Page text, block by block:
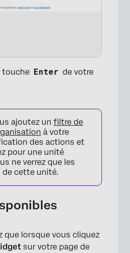
×
touche Enter de votre
ajoutez un filtre de
à votre
des actions et
pour une unité
ne verrez que les
de cette unité.
que lorsque vous cliquez
sur votre page de